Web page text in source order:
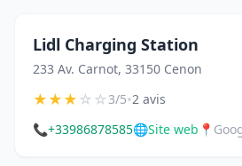
Lidl Charging Station
233 Av. Carnot, 33150 Cenon
★★★☆☆3/5•2 avis
📞+33986878585🌐Site web 📍